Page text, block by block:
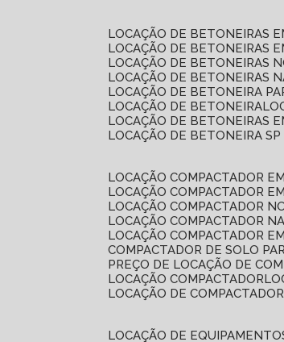
LOCAÇÃO DE BETONEIRAS
LOCAÇÃO DE BETONEIRAS
LOCAÇÃO DE BETONEIRAS
LOCAÇÃO DE BETONEIRAS
LOCAÇÃO DE BETONEIRA
LOCAÇÃO DE BETONEIRA
LOCAÇÃO DE BETONEIRAS
LOCAÇÃO DE BETONEIRA SP
LOCAÇÃO COMPACTADOR
LOCAÇÃO COMPACTADOR
LOCAÇÃO COMPACTADOR
LOCAÇÃO COMPACTADOR
LOCAÇÃO COMPACTADOR
COMPACTADOR DE SOLO
PREÇO DE LOCAÇÃO DE
LOCAÇÃO COMPACTADOR
LOCAÇÃO DE COMPACTADOR
LOCAÇÃO DE